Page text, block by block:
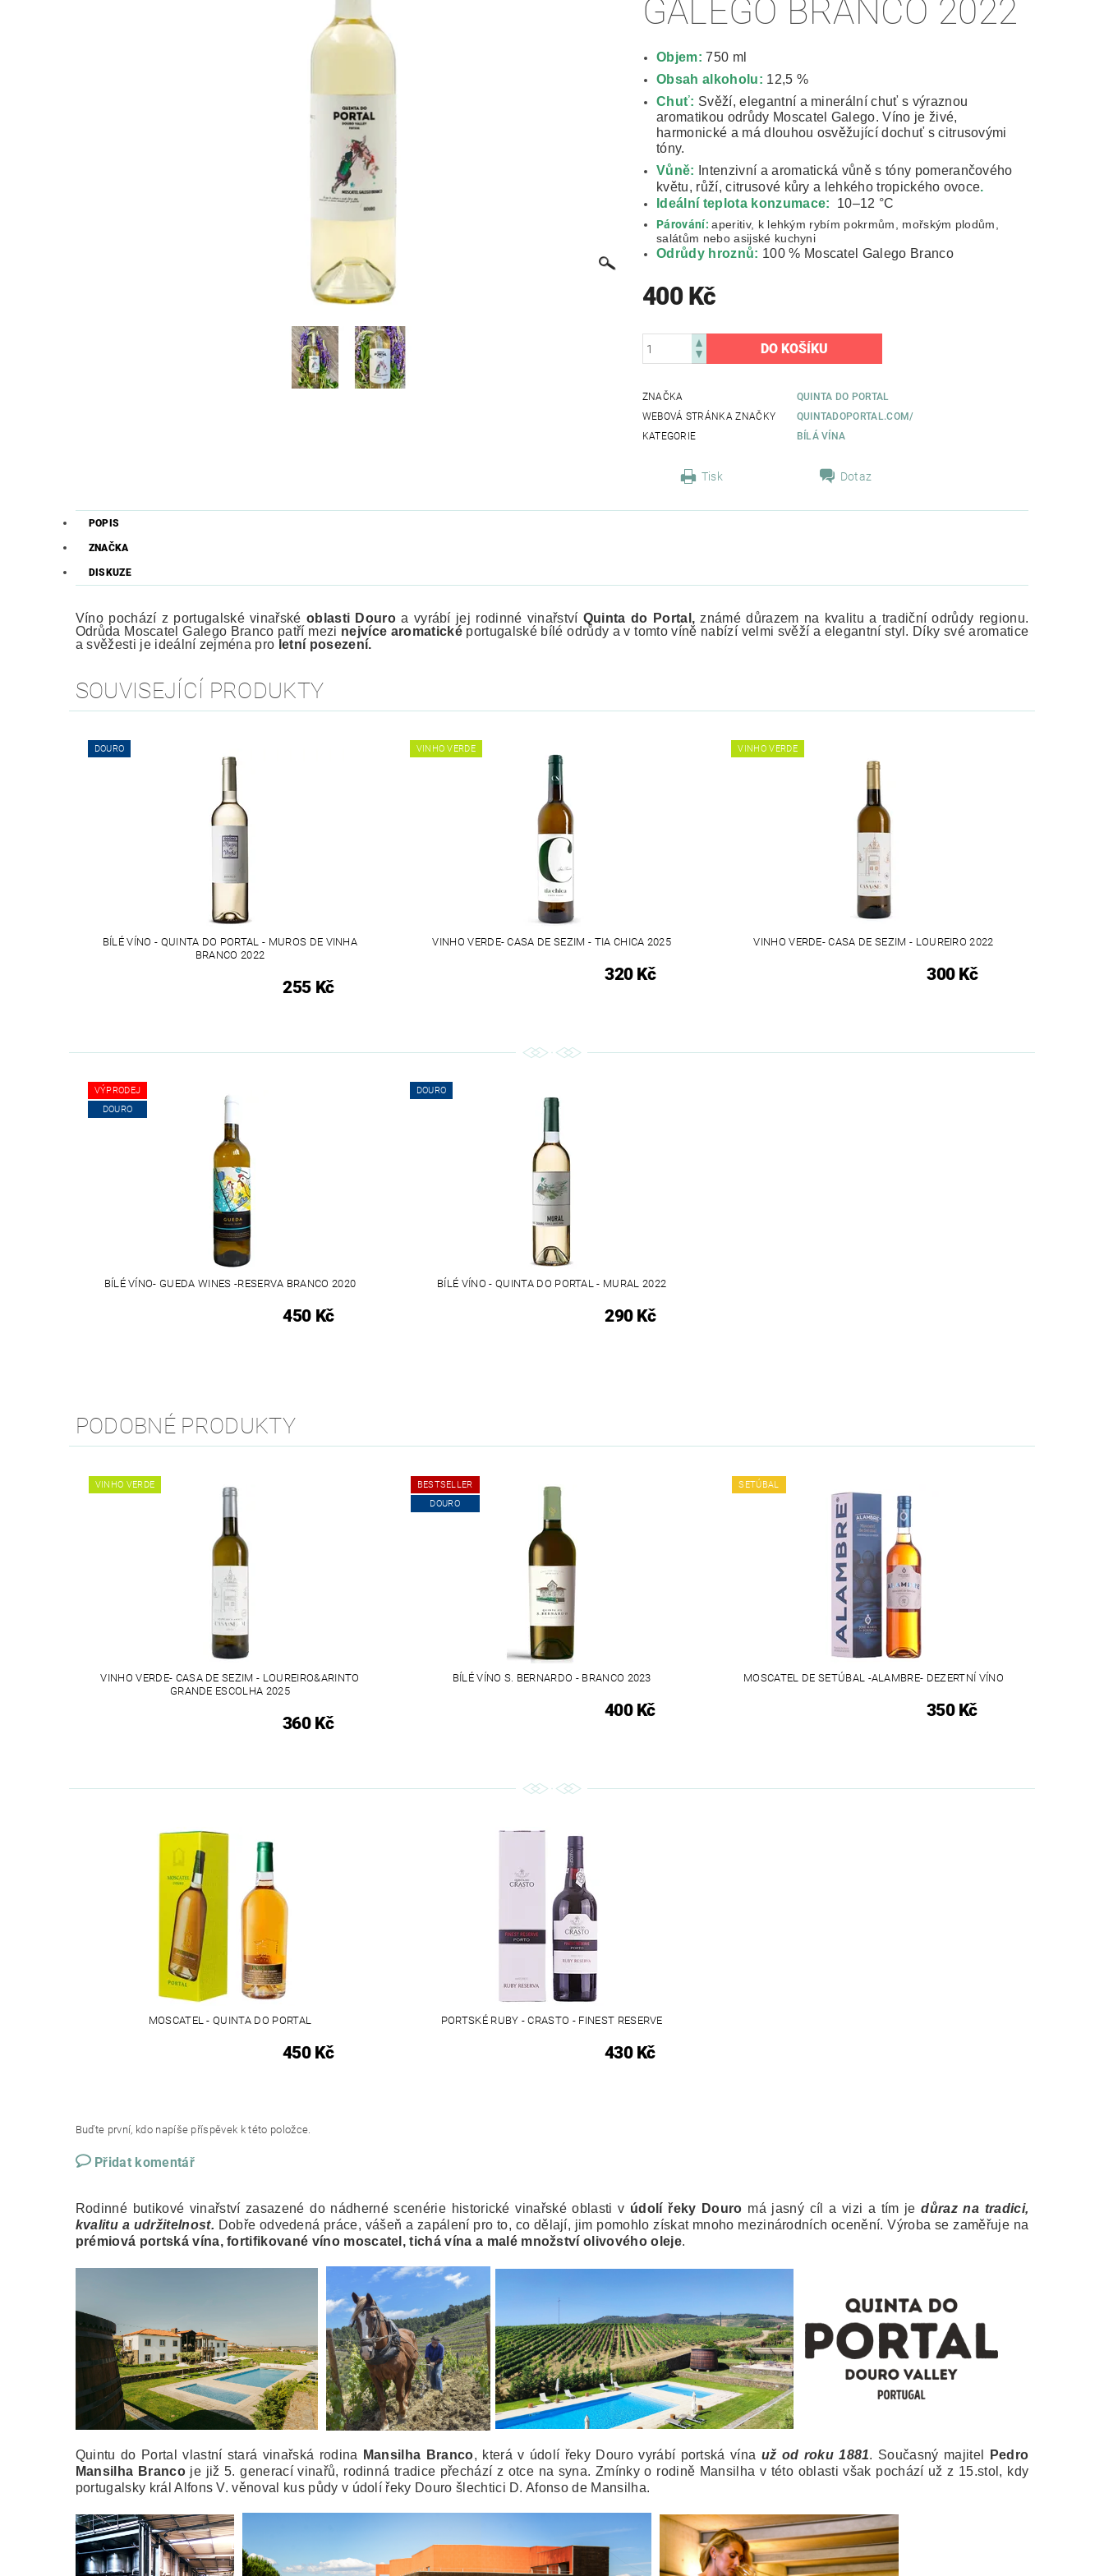
GALEGO BRANCO 2022
Objem: 750 ml
Obsah alkoholu: 12,5 %
Chuť: Svěží, elegantní a minerální chuť s výraznou
aromatikou odrůdy Moscatel Galego. Víno je živé,
harmonické a má dlouhou osvěžující dochuť s citrusovými
tóny.
Vůně:
Intenzivní a aromatická vůně s tóny pomerančového
květu, růží, citrusové kůry a lehkého tropického ovoce.
Ideální teplota konzumace: 10–12 °C
Párování:aperitiv, k lehkým rybím pokrmům, mořským plodům,
salátům nebo asijské kuchyni
Odrůdy hroznů: 100 % Moscatel Galego Branco
400 Kč
ZNAČKA
QUINTA DO PORTAL
WEBOVÁ STRÁNKA ZNAČKY
QUINTADOPORTAL.COM/
KATEGORIE
BÍLÁ VÍNA
Tisk Dotaz
POPIS
ZNAČKA
DISKUZE
Víno pochází z portugalské vinařské oblasti Douro a vyrábí jej rodinné vinařství Quinta do Portal , známé důrazem na kvalitu a tradiční odrůdy regionu.
Odrůda Moscatel Galego Branco patří mezi nejvíce aromaticképortugalské bílé odrůdy a v tomto víně nabízí velmi svěží a elegantní styl. Díky své aromatice
a svěžesti je ideální zejména pro letní posezení.
SOUVISEJÍCÍ PRODUKTY
DOURO
BÍLÉ VÍNO - QUINTA DO PORTAL - MUROS DE VINHA
BRANCO 2022
255 Kč
VINHO VERDE
VINHO VERDE- CASA DE SEZIM - TIA CHICA 2025
320 Kč
VINHO VERDE
VINHO VERDE- CASA DE SEZIM - LOUREIRO 2022
300 Kč
VÝPRODEJ
DOURO
BÍLÉ VÍNO- GUEDA WINES -RESERVA BRANCO 2020
450 Kč
DOURO
BÍLÉ VÍNO - QUINTA DO PORTAL - MURAL 2022
290 Kč
PODOBNÉ PRODUKTY
VINHO VERDE
VINHO VERDE- CASA DE SEZIM - LOUREIRO&ARINTO
GRANDE ESCOLHA 2025
360 Kč
BESTSELLER
DOURO
BÍLÉ VÍNO S. BERNARDO - BRANCO 2023
400 Kč
SETÚBAL
MOSCATEL DE SETÚBAL -ALAMBRE- DEZERTNÍ VÍNO
350 Kč
MOSCATEL - QUINTA DO PORTAL
450 Kč
PORTSKÉ RUBY - CRASTO - FINEST RESERVE
430 Kč
Buďte první, kdo napíše příspěvek k této položce.
Přidat komentář
Rodinné butikové vinařství zasazené do nádherné scenérie historické vinařské oblasti v údolí řeky Douro má jasný cíl a vizi a tím jedůraz na tradici,
kvalitu a udržitelnost. Dobře odvedená práce, vášeň a zapálení pro to, co dělají, jim pomohlo získat mnoho mezinárodních ocenění. Výroba se zaměřuje na
prémiová portská vína, fortifikované víno moscatel, tichá vína a malé množství olivového oleje.
Quintu do Portal vlastní stará vinařská rodina Mansilha Branco, která v údolí řeky Douro vyrábí portská vína už od roku 1881. Současný majitel
Pedro
Mansilha Brancoje již 5. generací vinařů, rodinná tradice přechází z otce na syna. Zmínky o rodině Mansilha v této oblasti však pochází už z 15.stol, kdy
portugalsky král Alfons V. věnoval kus půdy v údolí řeky Douro šlechtici D. Afonso de Mansilha.